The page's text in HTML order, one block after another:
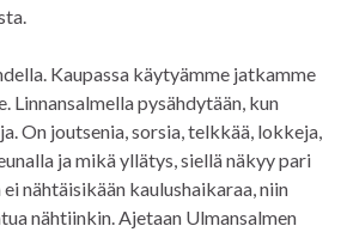
Kaupassa käytyämme jatkamme
Linnansalmella pysähdytään, kun
On joutsenia, sorsia, telkkää, lokkeja,
ja mikä yllätys, siellä näkyy pari
nähtäisikään kaulushaikaraa, niin
nähtiinkin. Ajetaan Ulmansalmen